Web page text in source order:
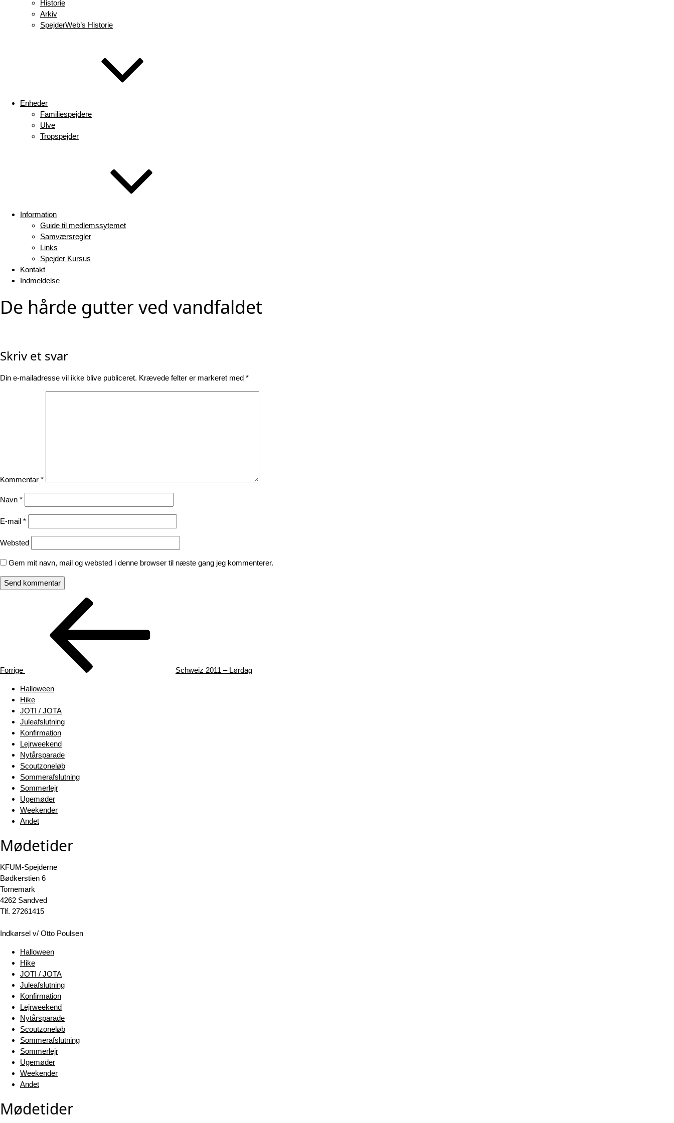
Historie
Arkiv
SpejderWeb’s Historie
Enheder
Familiespejdere
Ulve
Tropspejder
Information
Guide til medlemssytemet
Samværsregler
Links
Spejder Kursus
Kontakt
Indmeldelse
De hårde gutter ved vandfaldet
Skriv et svar
Din e-mailadresse vil ikke blive publiceret. Krævede felter er markeret med *
Kommentar *
Navn *
E-mail *
Websted
Gem mit navn, mail og websted i denne browser til næste gang jeg kommenterer.
Indlægsnavigation
Forrige Schweiz 2011 – Lørdag
Halloween
Hike
JOTI / JOTA
Juleafslutning
Konfirmation
Lejrweekend
Nytårsparade
Scoutzoneløb
Sommerafslutning
Sommerlejr
Ugemøder
Weekender
Andet
Mødetider
KFUM-Spejderne
Bødkerstien 6
Tornemark
4262 Sandved
Tlf. 27261415
Indkørsel v/ Otto Poulsen
Halloween
Hike
JOTI / JOTA
Juleafslutning
Konfirmation
Lejrweekend
Nytårsparade
Scoutzoneløb
Sommerafslutning
Sommerlejr
Ugemøder
Weekender
Andet
Mødetider